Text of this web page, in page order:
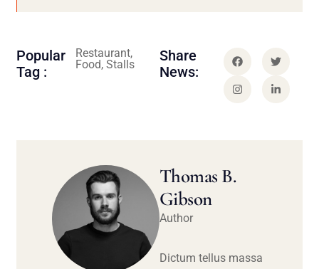
Popular
Tag :
Restaurant,
Food, Stalls
Share
News:
Thomas B.
Gibson
Author
Dictum tellus massa